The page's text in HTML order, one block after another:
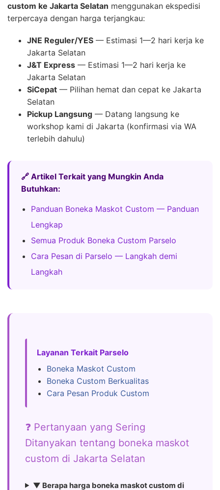
custom ke Jakarta Selatan menggunakan ekspedisi
terpercaya dengan harga terjangkau:
JNE Reguler/YES — Estimasi 1—2 hari kerja ke
Jakarta Selatan
J&T Express — Estimasi 1—2 hari kerja ke
Jakarta Selatan
SiCepat — Pilihan hemat dan cepat ke Jakarta
Selatan
Pickup Langsung — Datang langsung ke
workshop kami di Jakarta (konfirmasi via WA
terlebih dahulu)
🔗 Artikel Terkait yang Mungkin Anda
Butuhkan:
Panduan Boneka Maskot Custom — Panduan
Lengkap
Semua Produk Boneka Custom Parselo
Cara Pesan di Parselo — Langkah demi
Langkah
Layanan Terkait Parselo
Boneka Maskot Custom
Boneka Custom Berkualitas
Cara Pesan Produk Custom
❓ Pertanyaan yang Sering
Ditanyakan tentang boneka maskot
custom di Jakarta Selatan
▼ Berapa harga boneka maskot custom di